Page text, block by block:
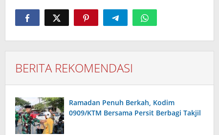
BERITA REKOMENDASI
Ramadan Penuh Berkah, Kodim
0909/KTM Bersama Persit Berbagi Takjil